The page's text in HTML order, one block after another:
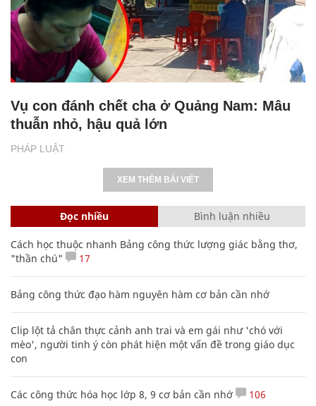
PHÁP LUẬT
Vụ con đánh chết cha ở Quảng Nam: Mâu
thuẫn nhỏ, hậu quả lớn
XEM THÊM BÀI VIẾT
Đọc nhiều Bình luận nhiều
Cách học thuộc nhanh Bảng công thức lượng giác bằng thơ,
"thần chú"
17
Bảng công thức đạo hàm nguyên hàm cơ bản cần nhớ
Clip lột tả chân thực cảnh anh trai và em gái như 'chó với
mèo', người tinh ý còn phát hiện một vấn đề trong giáo dục
con
Các công thức hóa học lớp 8, 9 cơ bản cần nhớ 106